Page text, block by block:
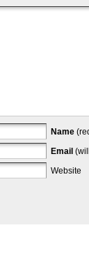
Name
Email
Website